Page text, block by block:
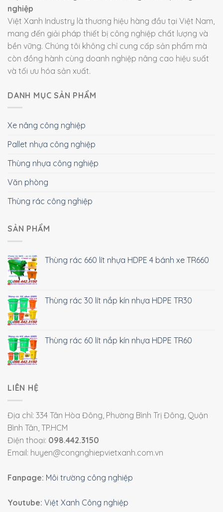
nghiệp
Việt Xanh Industry là thương hiệu hàng đầu tại Việt Nam,
mang đến giải pháp thiết bị công nghiệp chất lượng và
bền vững. Chúng tôi không chỉ cung cấp sản phẩm mà
còn đồng hành cùng doanh nghiệp nâng cao hiệu suất
và tối ưu hóa sản xuất.
DANH MỤC SẢN PHẨM
Xe nâng công nghiệp
Pallet nhựa công nghiệp
Thùng nhựa công nghiệp
Văn phòng
Thùng rác công nghiệp
SẢN PHẨM
Thùng rác 660 lít nhựa HDPE 4 bánh xe TR660
Thùng rác 30 lít nắp kín nhựa HDPE TR30
Thùng rác 60 lít nắp kín nhựa HDPE TR60
LIÊN HỆ
Địa chỉ: 334 Tân Hòa Đông, Phường Bình Trị Đông, Quận
Bình Tân, TP.HCM
Điện thoại: 098.442.3150
Email: huyen@congnghiepvietxanh.com.vn
Fanpage: Môi trường công nghiệp
Youtube: Việt Xanh Công nghiệp